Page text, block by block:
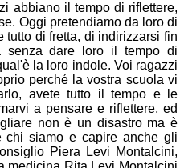
abbiano il tempo di riflettere,
Oggi pretendiamo da loro di
tutto di fretta, di indirizzarsi fin
senza dare loro il tempo di
la loro indole. Voi ragazzi
perché la vostra scuola vi
avete tutto il tempo e le
a pensare e riflettere, ed
non è un disastro ma è
chi siamo e capire anche gli
Piera Levi Montalcini,